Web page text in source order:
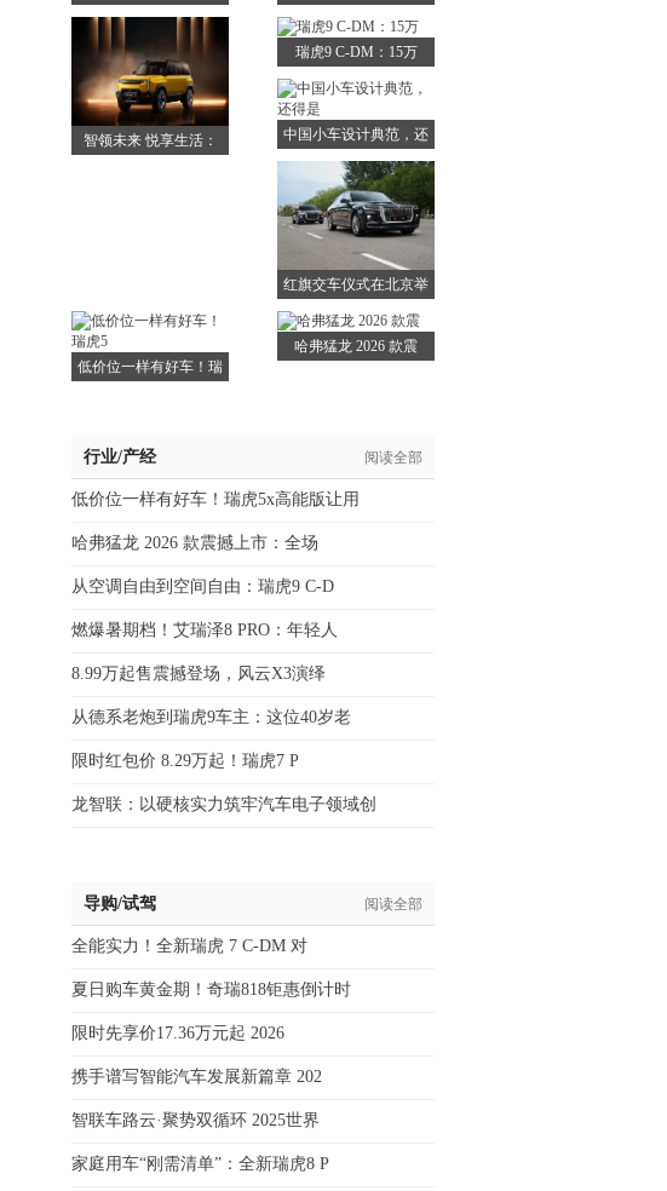
瑞
瑞
智领未来 悦享生活：
瑞虎9 C-DM：15万
中国小车设计典范，还
得是
红旗交车仪式在北京举
行
低价位一样有好车！瑞
哈弗猛龙 2026 款震
行业/产经 阅读全部
低价位一样有好车！瑞虎5x高能版让用
哈弗猛龙 2026 款震撼上市：全场
从空调自由到空间自由：瑞虎9 C-D
燃爆暑期档！艾瑞泽8 PRO：年轻人
8.99万起售震撼登场，风云X3演绎
从德系老炮到瑞虎9车主：这位40岁老
限时红包价 8.29万起！瑞虎7 P
龙智联：以硬核实力筑牢汽车电子领域创
导购/试驾 阅读全部
全能实力！全新瑞虎 7 C-DM 对
夏日购车黄金期！奇瑞818钜惠倒计时
限时先享价17.36万元起 2026
携手谱写智能汽车发展新篇章 202
智联车路云·聚势双循环 2025世界
家庭用车“刚需清单”：全新瑞虎8 P